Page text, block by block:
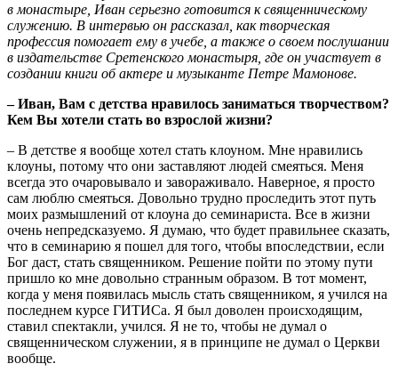
в монастыре, Иван серьезно готовится к священническому
служению. В интервью он рассказал, как творческая
профессия помогает ему в учебе, а также о своем послушании
в издательстве Сретенского монастыря, где он участвует в
создании книги об актере и музыканте Петре Мамонове.
– Иван, Вам с детства нравилось заниматься творчеством?
Кем Вы хотели стать во взрослой жизни?
– В детстве я вообще хотел стать клоуном. Мне нравились
клоуны, потому что они заставляют людей смеяться. Меня
всегда это очаровывало и завораживало. Наверное, я просто
сам люблю смеяться. Довольно трудно проследить этот путь
моих размышлений от клоуна до семинариста. Все в жизни
очень непредсказуемо. Я думаю, что будет правильнее сказать,
что в семинарию я пошел для того, чтобы впоследствии, если
Бог даст, стать священником. Решение пойти по этому пути
пришло ко мне довольно странным образом. В тот момент,
когда у меня появилась мысль стать священником, я учился на
последнем курсе ГИТИСа. Я был доволен происходящим,
ставил спектакли, учился. Я не то, чтобы не думал о
священническом служении, я в принципе не думал о Церкви
вообще.